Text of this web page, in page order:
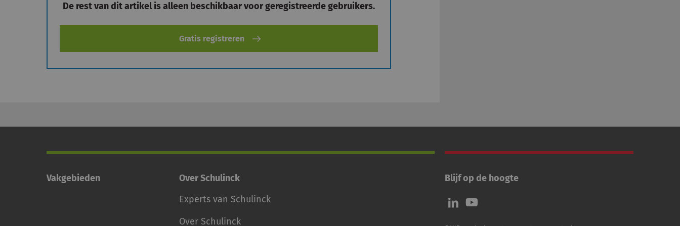
De rest van dit artikel is alleen beschikbaar voor geregistreerde gebruikers.
Gratis registreren
Vakgebieden
Over Schulinck
Experts van Schulinck
Over Schulinck
Blijf op de hoogte
Volg
ons
Volg
ons